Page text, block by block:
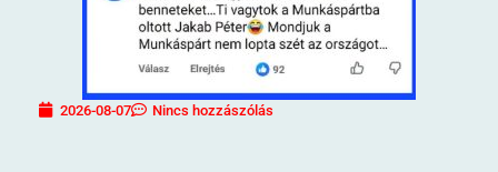
2026-08-07 Nincs hozzászólás